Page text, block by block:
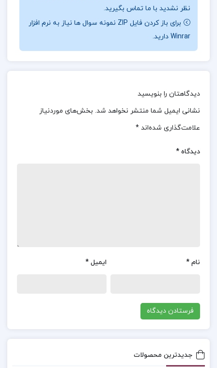
دهد، می‌پردازد. این کتاب به تحلیل بحران‌های جاری در
بازارهای مالی و تأثیرات آن بر زندگی روزمره افراد و
همچنین نقش کلیدی صنعت خدمات مالی در این زمینه
می‌پردازد.
بانک، بیمه وسهام صندوق بازنشستگی کشوری :
کتاب به تحلیل وضعیت کنونی بازارهای مالی و
بحران‌های جاری پرداخته و تاثیرات آن‌ها بر زندگی
بررسی می‌کند. همچنین، به بررسی تغییرات بالقوه‌ای
تأثیرات آن بر آینده این صنعت. نقش کلیدی صنعت
روزمره افراد و ضرورت داشتن چشم‌انداز روشن برای
فعالان این صنعت. مطالعات موردی و مثال‌های واقعی:
تبیین بهتر مفاهیم و پیش‌بینی‌ها. راهنمای جامع: ارائه
راهکارها و استراتژی‌های مناسب برای مدیریت و بهبود
نظر نشدید با ما تماس بگیرید.
برای باز کردن فایل ZIP نمونه سوال ها نیاز به نرم افزار
Winrar دارید.
دیدگاهتان را بنویسید
نشانی ایمیل شما منتشر نخواهد شد. بخش‌های موردنیاز
علامت‌گذاری شده‌اند *
دیدگاه *
نام * ایمیل *
جدیدترین محصولات